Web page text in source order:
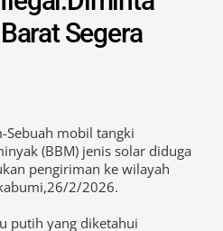
Segera
Sebuah mobil tangki
(BBM) jenis solar diduga
pengiriman ke wilayah
2/2026.
putih yang diketahui